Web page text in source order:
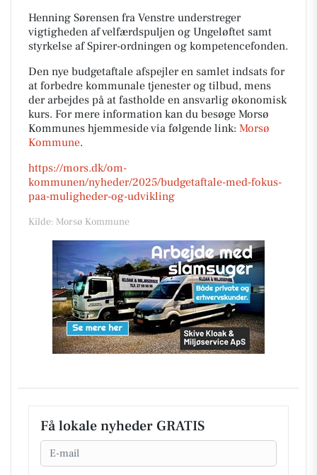
Henning Sørensen fra Venstre understreger
vigtigheden af velfærdspuljen og Ungeløftet samt
styrkelse af Spirer-ordningen og kompetencefonden.
Den nye budgetaftale afspejler en samlet indsats for
at forbedre kommunale tjenester og tilbud, mens
der arbejdes på at fastholde en ansvarlig økonomisk
kurs. For mere information kan du besøge Morsø
Kommunes hjemmeside via følgende link: Morsø
Kommune.
https://mors.dk/om-
kommunen/nyheder/2025/budgetaftale-med-fokus-
paa-muligheder-og-udvikling
Kilde: Morsø Kommune
Få lokale nyheder GRATIS
Email